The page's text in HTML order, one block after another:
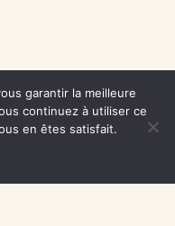
garantir la meilleure
continuez à utiliser ce
en êtes satisfait.